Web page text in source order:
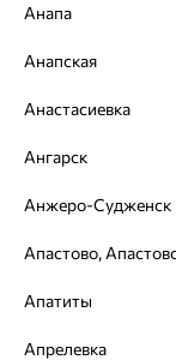
Похожие
Анапа
Анапская
Анастасиевка
Ангарск
Анжеро-Судженск
Апатиты
Апрелевка